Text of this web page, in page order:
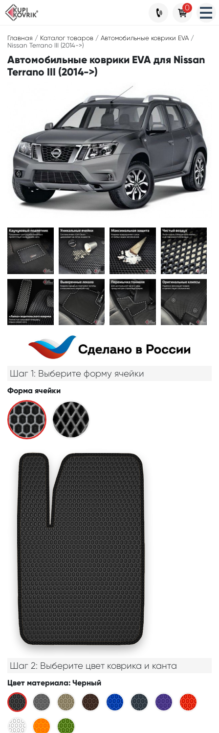
Главная / Каталог товаров / Автомобильные коврики EVA /
Nissan Terrano III (2014->)
Автомобильные коврики EVA для Nissan
Terrano III (2014->)
Шаг 1: Выберите форму ячейки
Форма ячейки
Шаг 2: Выберите цвет коврика и канта
Цвет материала: Черный
0